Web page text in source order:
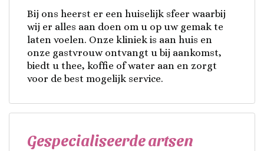
Bij ons heerst er een huiselijk sfeer waarbij
wij er alles aan doen om u op uw gemak te
laten voelen. Onze kliniek is aan huis en
onze gastvrouw ontvangt u bij aankomst,
biedt u thee, koffie of water aan en zorgt
voor de best mogelijk service.
Gespecialiseerde artsen